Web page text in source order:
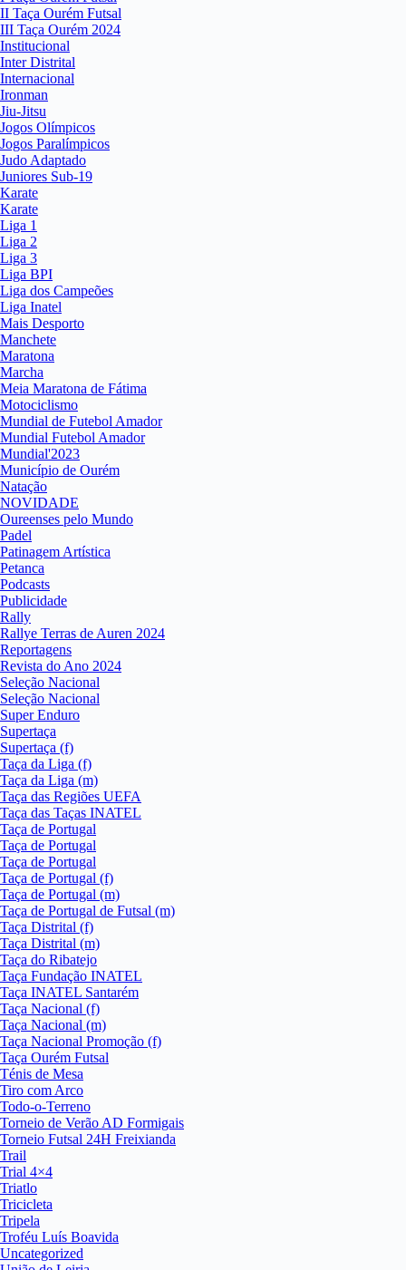
II Taça Ourém Futsal
III Taça Ourém 2024
Institucional
Inter Distrital
Internacional
Ironman
Jiu-Jitsu
Jogos Olímpicos
Jogos Paralímpicos
Judo Adaptado
Juniores Sub-19
Karate
Karate
Liga 1
Liga 2
Liga 3
Liga BPI
Liga dos Campeões
Liga Inatel
Mais Desporto
Manchete
Maratona
Marcha
Meia Maratona de Fátima
Motociclismo
Mundial de Futebol Amador
Mundial Futebol Amador
Mundial'2023
Município de Ourém
Natação
NOVIDADE
Oureenses pelo Mundo
Padel
Patinagem Artística
Petanca
Podcasts
Publicidade
Rally
Rallye Terras de Auren 2024
Reportagens
Revista do Ano 2024
Seleção Nacional
Seleção Nacional
Super Enduro
Supertaça
Supertaça (f)
Taça da Liga (f)
Taça da Liga (m)
Taça das Regiões UEFA
Taça das Taças INATEL
Taça de Portugal
Taça de Portugal
Taça de Portugal
Taça de Portugal (f)
Taça de Portugal (m)
Taça de Portugal de Futsal (m)
Taça Distrital (f)
Taça Distrital (m)
Taça do Ribatejo
Taça Fundação INATEL
Taça INATEL Santarém
Taça Nacional (f)
Taça Nacional (m)
Taça Nacional Promoção (f)
Taça Ourém Futsal
Ténis de Mesa
Tiro com Arco
Todo-o-Terreno
Torneio de Verão AD Formigais
Torneio Futsal 24H Freixianda
Trail
Trial 4×4
Triatlo
Tricicleta
Tripela
Troféu Luís Boavida
Uncategorized